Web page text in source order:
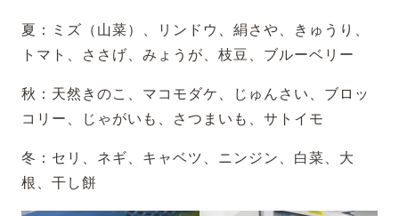
夏：ミズ（山菜）、リンドウ、絹さや、きゅうり、
トマト、ささげ、みょうが、枝豆、ブルーベリー
秋：天然きのこ、マコモダケ、じゅんさい、ブロッ
コリー、じゃがいも、さつまいも、サトイモ
冬：セリ、ネギ、キャベツ、ニンジン、白菜、大
根、干し餅